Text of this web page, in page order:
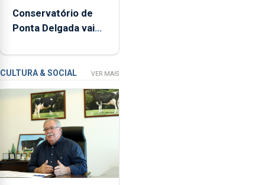
inspeções
relacionadas
a
apanha
ilegal
lapas
2022
e
2026.
Conservatório de
Ponta Delgada vai
instrumentos
CULTURA & SOCIAL VER MAIS